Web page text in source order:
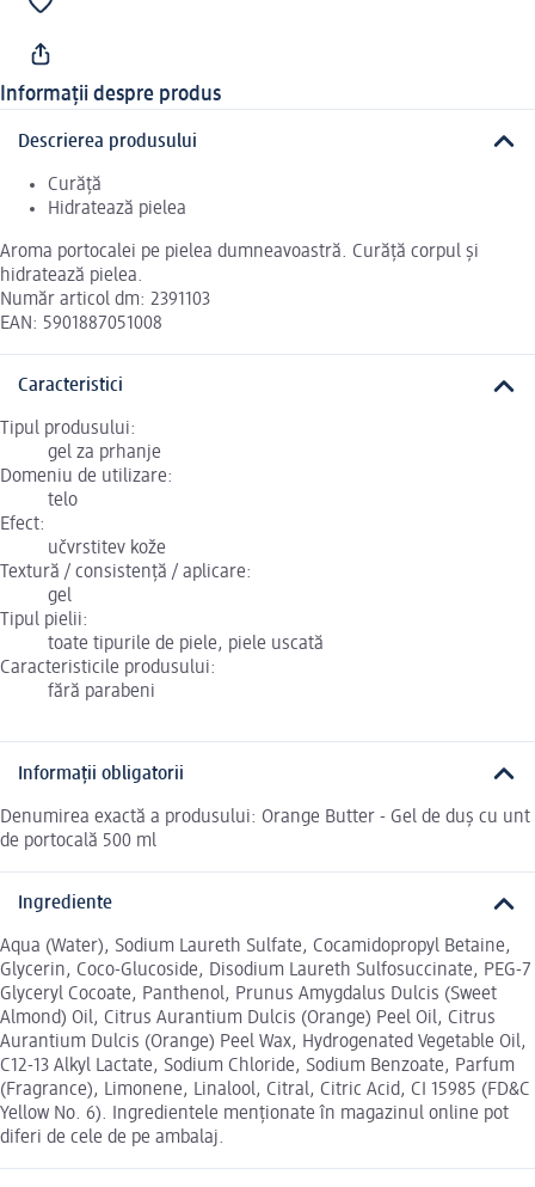
Informații despre produs
Descrierea produsului
Curăță
Hidratează pielea
Aroma portocalei pe pielea dumneavoastră. Curăță corpul și
hidratează pielea.
Număr articol dm: 2391103
EAN: 5901887051008
Caracteristici
Tipul produsului:
gel za prhanje
Domeniu de utilizare:
telo
Efect:
učvrstitev kože
Textură / consistență / aplicare:
gel
Tipul pielii:
toate tipurile de piele, piele uscată
Caracteristicile produsului:
fără parabeni
Informații obligatorii
Denumirea exactă a produsului: Orange Butter - Gel de duș cu unt
de portocală 500 ml
Ingrediente
Aqua (Water), Sodium Laureth Sulfate, Cocamidopropyl Betaine,
Glycerin, Coco-Glucoside, Disodium Laureth Sulfosuccinate, PEG-7
Glyceryl Cocoate, Panthenol, Prunus Amygdalus Dulcis (Sweet
Almond) Oil, Citrus Aurantium Dulcis (Orange) Peel Oil, Citrus
Aurantium Dulcis (Orange) Peel Wax, Hydrogenated Vegetable Oil,
C12-13 Alkyl Lactate, Sodium Chloride, Sodium Benzoate, Parfum
(Fragrance), Limonene, Linalool, Citral, Citric Acid, CI 15985 (FD&C
Yellow No. 6). Ingredientele menționate în magazinul online pot
diferi de cele de pe ambalaj.